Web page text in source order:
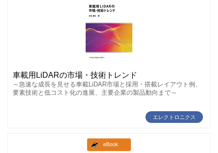
車載用LiDARの市場・技術トレンド
～急速な成長を見せる車載LiDAR市場と採用・搭載レイアウト例、
要素技術と低コスト化の進展、主要企業の製品動向まで～
エレクトロニクス
eBook